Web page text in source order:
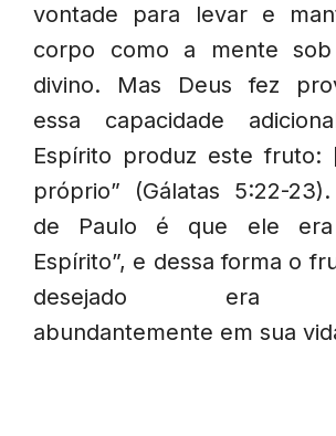
vontade para levar e
corpo como a mente
divino. Mas Deus fez
essa capacidade
Espírito produz este fruto:
próprio” (Gálatas 5:22-
de Paulo é que ele era
Espírito”, e dessa forma o
desejado era
abundantemente em sua